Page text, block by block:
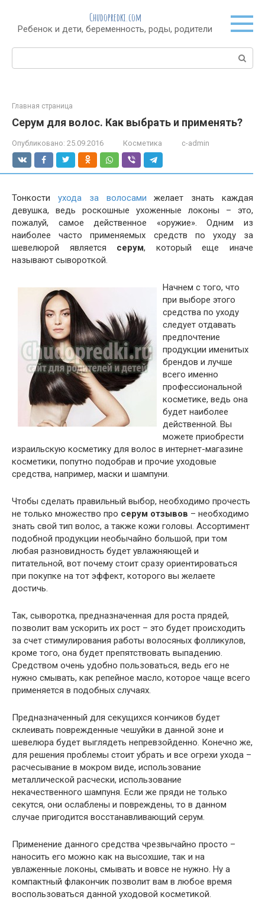
контенту
Chudopredki.com
Ребенок и дети, беременность, роды, родители
Поиск:
Главная страница
Серум для волос. Как выбрать и применять?
Опубликовано: 25.09.2016 Косметика c-admin
Тонкости ухода за волосами желает знать каждая
девушка, ведь роскошные ухоженные локоны – это,
пожалуй, самое действенное «оружие». Одним из
наиболее часто применяемых средств по уходу за
шевелюрой является серум, который еще иначе
называют сывороткой.
Начнем с того, что
при выборе этого
средства по уходу
следует отдавать
предпочтение
продукции именитых
брендов и лучше
всего именно
профессиональной
косметике, ведь она
будет наиболее
действенной. Вы
можете приобрести
израильскую косметику для волос в интернет-магазине
косметики, попутно подобрав и прочие уходовые
средства, например, маски и шампуни.
Чтобы сделать правильный выбор, необходимо прочесть
не только множество про серум отзывов – необходимо
знать свой тип волос, а также кожи головы. Ассортимент
подобной продукции необычайно большой, при том
любая разновидность будет увлажняющей и
питательной, вот почему стоит сразу ориентироваться
при покупке на тот эффект, которого вы желаете
достичь.
Так, сыворотка, предназначенная для роста прядей,
позволит вам ускорить их рост – это будет происходить
за счет стимулирования работы волосяных фолликулов,
кроме того, она будет препятствовать выпадению.
Средством очень удобно пользоваться, ведь его не
нужно смывать, как репейное масло, которое чаще всего
применяется в подобных случаях.
Предназначенный для секущихся кончиков будет
склеивать поврежденные чешуйки в данной зоне и
шевелюра будет выглядеть непревзойденно. Конечно же,
для решения проблемы стоит убрать и все огрехи ухода –
расчесывание в мокром виде, использование
металлической расчески, использование
некачественного шампуня. Если же пряди не только
секутся, они ослаблены и повреждены, то в данном
случае пригодится восстанавливающий серум.
Применение данного средства чрезвычайно просто –
наносить его можно как на высохшие, так и на
увлаженные локоны, смывать и вовсе не нужно. Ну а
компактный флакончик позволит вам в любое время
воспользоваться данной уходовой косметикой.